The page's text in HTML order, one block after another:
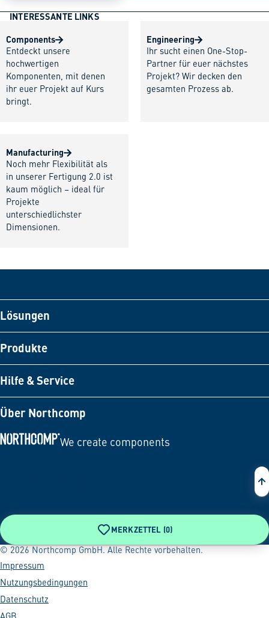
INTERESSANTE LINKS
Components
Entdeckt unsere
hochwertigen
Komponenten, mit denen
ihr euer Projekt auf Kurs
bringt.
Engineering
Ihr sucht einen One-Stop-
Partner für euer nächstes
Projekt? Wir decken den
gesamten Prozess ab.
Manufacturing
Noch mehr Flexibilität als
in unserer Fertigung 2.0 ist
kaum möglich – ideal für
Projekte
unterschiedlichster
Dimensionen.
Lösungen
Produkte
Hilfe & Service
Über Northcomp
We create components
MERKZETTEL (0)
© 2026 Northcomp GmbH. Alle Rechte vorbehalten.
Impressum
Nutzungsbedingungen
Datenschutz